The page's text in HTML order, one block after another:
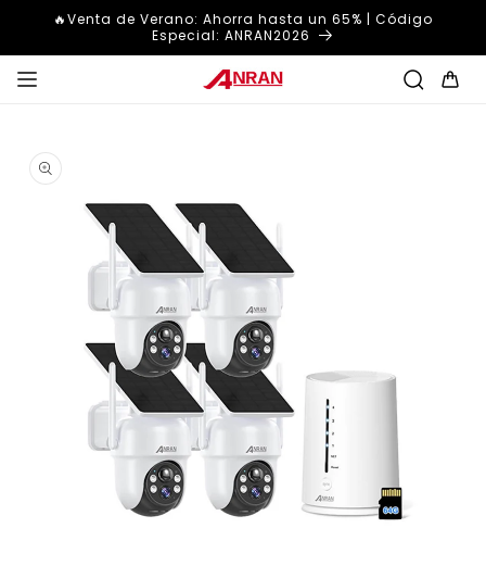
directamente
🔥Venta de Verano: Ahorra hasta un 65% | Código
Especial: ANRAN2026
Carrito
a la
información